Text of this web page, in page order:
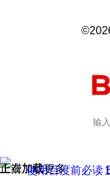
正在加载
上滑加载更多
使用百度前必读